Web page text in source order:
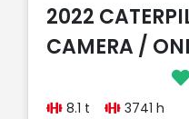
2022
CAMERA /
8.1 t 3741 h